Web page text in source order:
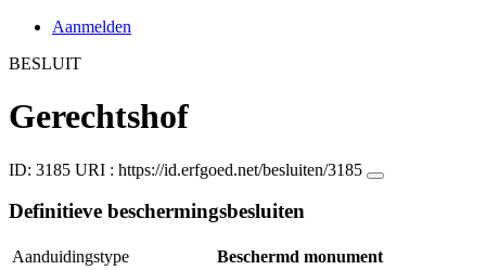
Aanmelden
BESLUIT
Gerechtshof
ID: 3185 URI : https://id.erfgoed.net/besluiten/3185
Definitieve beschermingsbesluiten
Aanduidingstype
Beschermd monument